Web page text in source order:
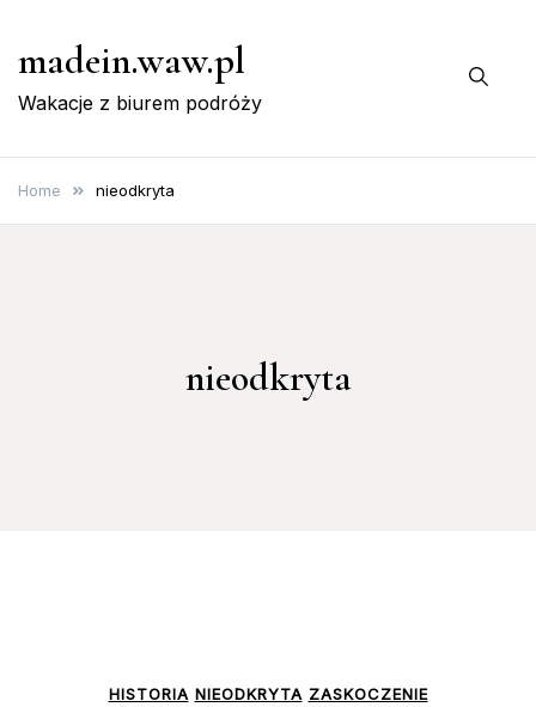
madein.waw.pl
Wakacje z biurem podróży
Home nieodkryta
nieodkryta
HISTORIA NIEODKRYTA ZASKOCZENIE